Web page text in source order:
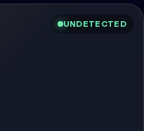
UNDETECTED